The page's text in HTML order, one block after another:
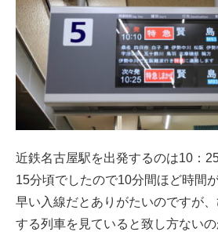
近鉄名古屋駅を出発するのは10：
15分頃でしたので10分間ほど時間
早い入線だとありがたいのですが
する列車を見ていると致し方ないの